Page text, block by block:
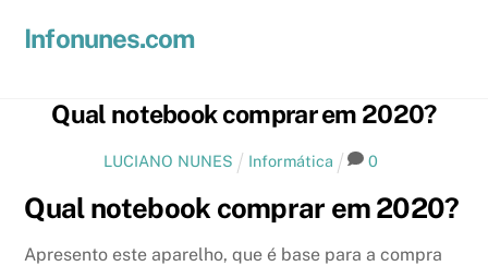
Infonunes.com
Qual notebook comprar em 2020?
LUCIANO NUNES Informática 0
Qual notebook comprar em 2020?
Apresento este aparelho, que é base para a compra